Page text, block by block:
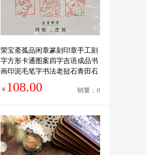
荣宝斋孤品闲章篆刻印章手工刻
字方形卡通图案四字吉语成品书
画印泥毛笔字书法老挝石青田石
章料藏书章礼品
￥ 108.00 销量：0